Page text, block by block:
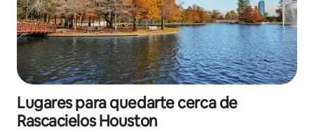
Lugares para quedarte cerca de
Rascacielos Houston